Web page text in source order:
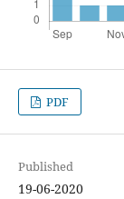
PDF
Published
19-06-2020